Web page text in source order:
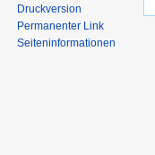
Druckversion
Permanenter Link
Seiten­informationen